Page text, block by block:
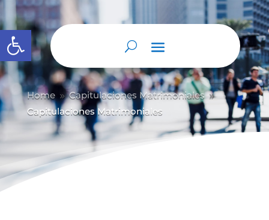
Abrir barra de herramientas
Home 9 Capitulaciones Matrimoniales 9
Capitulaciones Matrimoniales